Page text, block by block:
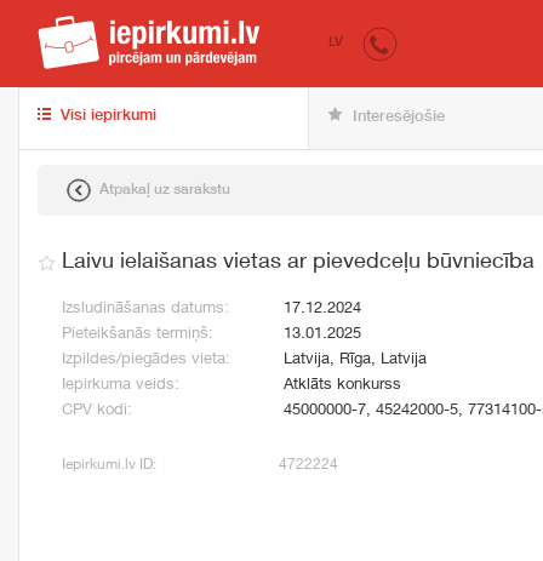
iepirkumi.lv
LV
Visi iepirkumi Interesējošie
Atpakaļ uz sarakstu
Laivu ielaišanas vietas ar pievedceļu būvniecība
Izsludināšanas datums:
17.12.2024
Pieteikšanās termiņš:
13.01.2025
Izpildes/piegādes vieta:
Latvija, Rīga, Latvija
Iepirkuma veids:
Atklāts konkurss
CPV kodi:
45000000-7, 45242000-5,
Iepirkumi.lv ID: 4722224